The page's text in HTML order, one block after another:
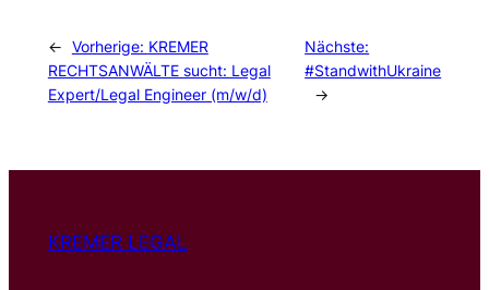
← Vorherige: KREMER
RECHTSANWÄLTE sucht: Legal
Expert/Legal Engineer (m/w/d)
Nächste:
#StandwithUkraine
→
KREMER LEGAL